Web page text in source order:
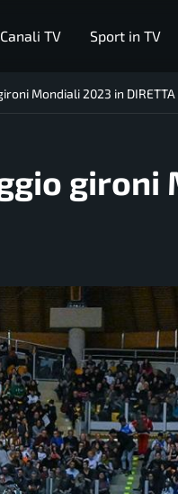
Canali TV Sport in TV
Mondiali 2023 in DIRETTA
gironi